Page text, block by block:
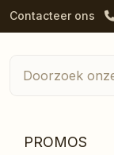
Contacteer ons
PROMOS